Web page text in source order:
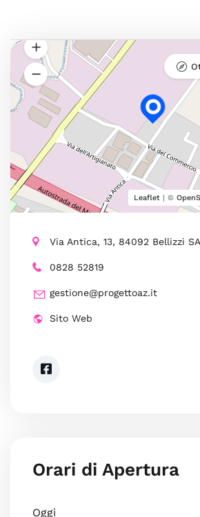
Leaflet | ©
Via Antica, 13, 84092 Bellizzi SA
0828 52819
gestione@progettoaz.it
Sito Web
Orari di Apertura
Oggi